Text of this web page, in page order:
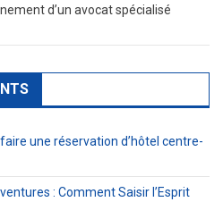
d’un avocat spécialisé
une réservation d’hôtel centre-
: Comment Saisir l’Esprit